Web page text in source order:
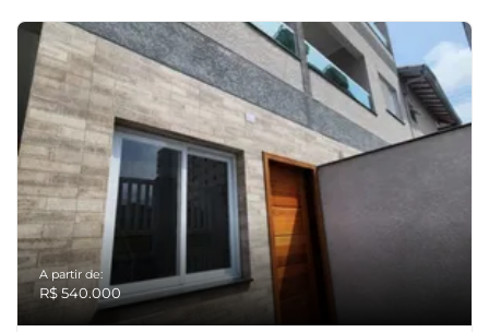
A partir de:
R$ 540.000